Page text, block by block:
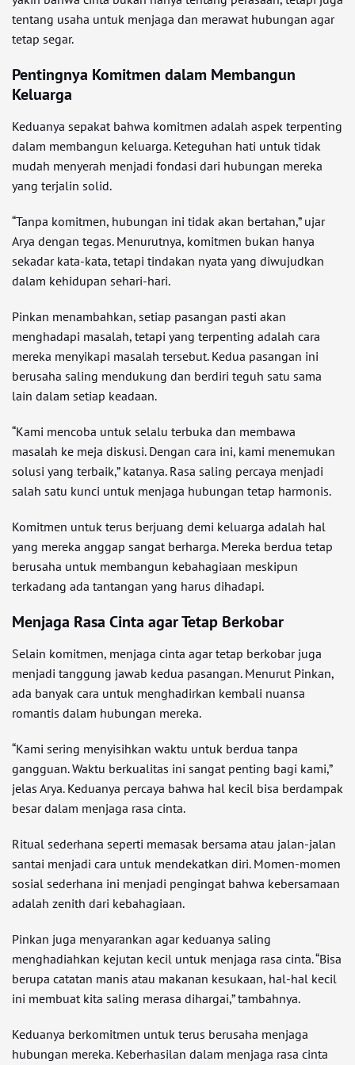
tentang usaha untuk menjaga dan merawat hubungan agar
tetap segar.
Pentingnya Komitmen dalam Membangun
Keluarga
Keduanya sepakat bahwa komitmen adalah aspek terpenting
dalam membangun keluarga. Keteguhan hati untuk tidak
mudah menyerah menjadi fondasi dari hubungan mereka
yang terjalin solid.
“Tanpa komitmen, hubungan ini tidak akan bertahan,” ujar
Arya dengan tegas. Menurutnya, komitmen bukan hanya
sekadar kata-kata, tetapi tindakan nyata yang diwujudkan
dalam kehidupan sehari-hari.
Pinkan menambahkan, setiap pasangan pasti akan
menghadapi masalah, tetapi yang terpenting adalah cara
mereka menyikapi masalah tersebut. Kedua pasangan ini
berusaha saling mendukung dan berdiri teguh satu sama
lain dalam setiap keadaan.
“Kami mencoba untuk selalu terbuka dan membawa
masalah ke meja diskusi. Dengan cara ini, kami menemukan
solusi yang terbaik,” katanya. Rasa saling percaya menjadi
salah satu kunci untuk menjaga hubungan tetap harmonis.
Komitmen untuk terus berjuang demi keluarga adalah hal
yang mereka anggap sangat berharga. Mereka berdua tetap
berusaha untuk membangun kebahagiaan meskipun
terkadang ada tantangan yang harus dihadapi.
Menjaga Rasa Cinta agar Tetap Berkobar
Selain komitmen, menjaga cinta agar tetap berkobar juga
menjadi tanggung jawab kedua pasangan. Menurut Pinkan,
ada banyak cara untuk menghadirkan kembali nuansa
romantis dalam hubungan mereka.
“Kami sering menyisihkan waktu untuk berdua tanpa
gangguan. Waktu berkualitas ini sangat penting bagi kami,”
jelas Arya. Keduanya percaya bahwa hal kecil bisa berdampak
besar dalam menjaga rasa cinta.
Ritual sederhana seperti memasak bersama atau jalan-jalan
santai menjadi cara untuk mendekatkan diri. Momen-momen
sosial sederhana ini menjadi pengingat bahwa kebersamaan
adalah zenith dari kebahagiaan.
Pinkan juga menyarankan agar keduanya saling
menghadiahkan kejutan kecil untuk menjaga rasa cinta. “Bisa
berupa catatan manis atau makanan kesukaan, hal-hal kecil
ini membuat kita saling merasa dihargai,” tambahnya.
Keduanya berkomitmen untuk terus berusaha menjaga
hubungan mereka. Keberhasilan dalam menjaga rasa cinta